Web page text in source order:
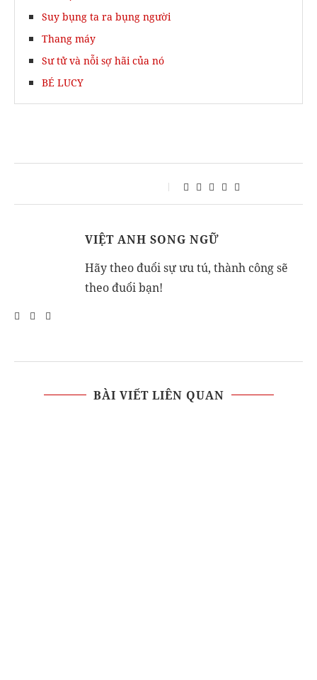
Suy bụng ta ra bụng người
Thang máy
Sư tử và nỗi sợ hãi của nó
BÉ LUCY
VIỆT ANH SONG NGỮ
Hãy theo đuổi sự ưu tú, thành công sẽ
theo đuổi bạn!
BÀI VIẾT LIÊN QUAN